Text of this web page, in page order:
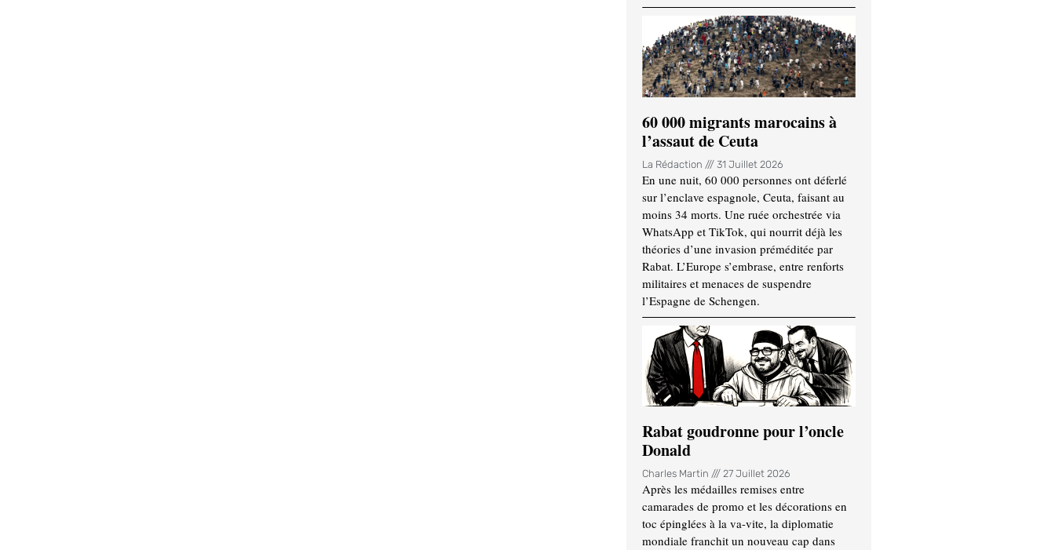
60 000 migrants marocains à
l’assaut de Ceuta
La Rédaction 31 Juillet 2026
En une nuit, 60 000 personnes ont déferlé
sur l’enclave espagnole, Ceuta, faisant au
moins 34 morts. Une ruée orchestrée via
WhatsApp et TikTok, qui nourrit déjà les
théories d’une invasion préméditée par
Rabat. L’Europe s’embrase, entre renforts
militaires et menaces de suspendre
l’Espagne de Schengen.
Rabat goudronne pour l’oncle
Donald
Charles Martin 27 Juillet 2026
Après les médailles remises entre
camarades de promo et les décorations en
toc épinglées à la va-vite, la diplomatie
mondiale franchit un nouveau cap dans